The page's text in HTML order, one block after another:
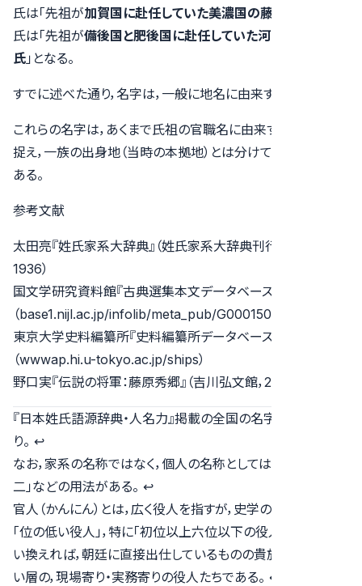
氏は「先祖が加賀国に赴任していた美濃国の藤原氏
氏は「先祖が備後国と肥後国に赴任していた河内国の藤原
氏」となる。
すでに述べた通り，名字は，一般に地名に由来する。
これらの名字は，あくまで氏祖の官職名に由来するものとして
捉え，一族の出身地（当時の本拠地）とは分けて考えるべきで
ある。
参考文献
太田亮『姓氏家系大辞典』（姓氏家系大辞典刊行会，1934-
1936）
国文学研究資料館『古典選集本文データベース』
（base1.nijl.ac.jp/infolib/meta_pub/G0001501TEXT）
東京大学史料編纂所『史料編纂所データベース』
（wwwap.hi.u-tokyo.ac.jp/ships）
野口実『伝説の将軍：藤原秀郷』（吉川弘文館，2019）124頁．
『日本姓氏語源辞典・人名力』掲載の全国の名字ランキングよ
り。 ↩︎
なお，家系の名称ではなく，個人の名称としては「源太」，「平
二」などの用法がある。 ↩︎
官人（かんにん）とは，広く役人を指すが，史学の用語としては
「位の低い役人」，特に「初位以上六位以下の役人」をいう。言
い換えれば，朝廷に直接出仕しているものの貴族とは呼べな
い層の，現場寄り・実務寄りの役人たちである。 ↩︎